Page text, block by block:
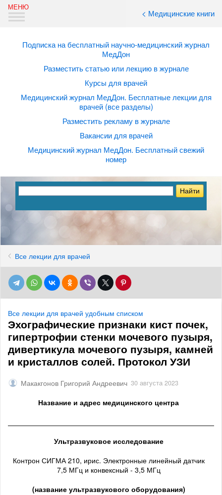
< Медицинские книги
Подписка на бесплатный научно-медицинский журнал
МедДон
Разместить статью или лекцию в журнале
Курсы для врачей
Медицинский журнал МедДон. Бесплатные лекции для
врачей (все разделы)
Разместить рекламу в журнале
Вакансии для врачей
Медицинский журнал МедДон. Бесплатный свежий
номер
Все лекции для врачей
Все лекции для врачей удобным списком
Эхографические признаки кист почек,
гипертрофии стенки мочевого пузыря,
дивертикула мочевого пузыря, камней
и кристаллов солей. Протокол УЗИ
Макакгонов Григорий Андреевич 30 августа 2023
Название и адрес медицинского центра
Ультразвуковое исследование
Контрон СИГМА 210, ирис. Электронные линейный датчик
7,5 МГц и конвексный - 3,5 МГц
(название ультразвукового оборудования)